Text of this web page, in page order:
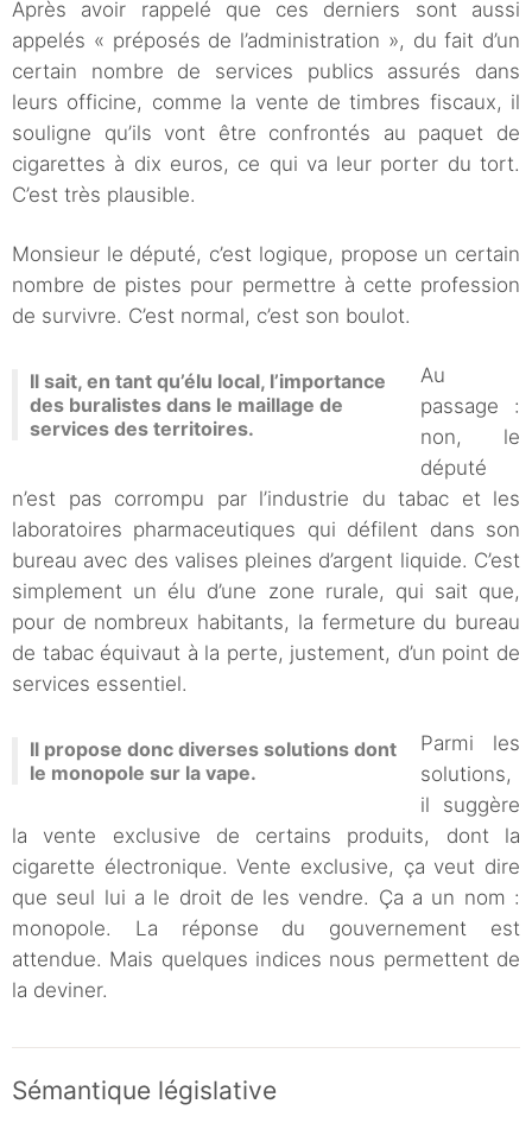
Après avoir rappelé que ces derniers sont aussi
appelés « préposés de l’administration », du fait d’un
certain nombre de services publics assurés dans
leurs officine, comme la vente de timbres fiscaux, il
souligne qu’ils vont être confrontés au paquet de
cigarettes à dix euros, ce qui va leur porter du tort.
C’est très plausible.
Monsieur le député, c’est logique, propose un certain
nombre de pistes pour permettre à cette profession
de survivre. C’est normal, c’est son boulot.
Il sait, en tant qu’élu local, l’importance
des buralistes dans le maillage de
services des territoires.
Au
passage :
non, le
député
n’est pas corrompu par l’industrie du tabac et les
laboratoires pharmaceutiques qui défilent dans son
bureau avec des valises pleines d’argent liquide. C’est
simplement un élu d’une zone rurale, qui sait que,
pour de nombreux habitants, la fermeture du bureau
de tabac équivaut à la perte, justement, d’un point de
services essentiel.
Il propose donc diverses solutions dont
le monopole sur la vape.
Parmi les
solutions,
il suggère
la vente exclusive de certains produits, dont la
cigarette électronique. Vente exclusive, ça veut dire
que seul lui a le droit de les vendre. Ça a un nom :
monopole. La réponse du gouvernement est
attendue. Mais quelques indices nous permettent de
la deviner.
Sémantique législative